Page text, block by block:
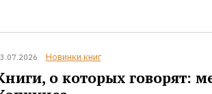
Новинки книг
о которых говорят: